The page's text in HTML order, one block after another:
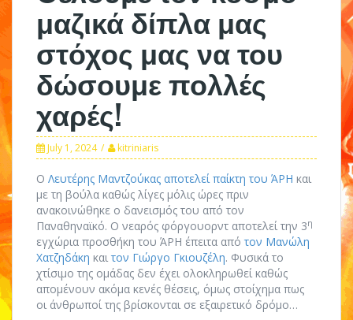
μαζικά δίπλα μας
στόχος μας να του
δώσουμε πολλές
χαρές!
July 1, 2024 kitriniaris
Ο Λευτέρης Μαντζούκας αποτελεί παίκτη του ΆΡΗ και
με τη βούλα καθώς λίγες μόλις ώρες πριν
ανακοινώθηκε ο δανεισμός του από τον
Παναθηναϊκό. Ο νεαρός φόργουορντ αποτελεί την 3η
εγχώρια προσθήκη του ΆΡΗ έπειτα από τον Μανώλη
Χατζηδάκη καιτον Γιώργο Γκιουζέλη. Φυσικά το
χτίσιμο της ομάδας δεν έχει ολοκληρωθεί καθώς
απομένουν ακόμα κενές θέσεις, όμως στοίχημα πως
οι άνθρωποί της βρίσκονται σε εξαιρετικό δρόμο…